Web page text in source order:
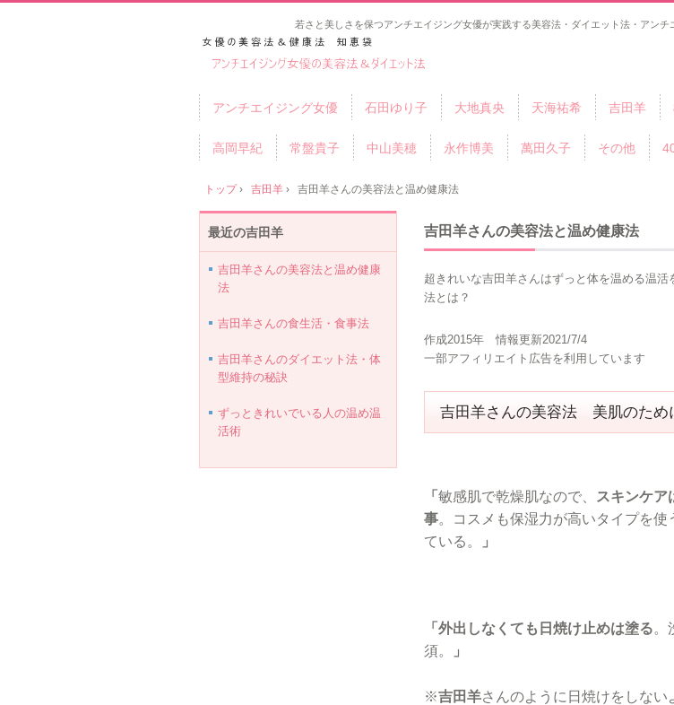
若さと美しさを保つアンチエイジング女優が実践する美容法・ダイエット法・ア
アンチエイジング女優 石田ゆり子 大地真央 天海祐希 吉田羊
高岡早紀 常盤貴子 中山美穂 永作博美 萬田久子 その他
トップ› 吉田羊 › 吉田羊さんの美容法と温め健康法
吉田羊さんの美容法と温め健康法
超きれいな吉田羊さんはずっと体を温める温
法とは？
作成2015年 情報更新2021/7/4
一部アフィリエイト広告を利用しています
吉田羊さんの美容法 美肌のため
「 敏感肌で乾燥肌なので、
スキンケア
事。コスメも保湿力が高いタイプを
ている。
」
「外出しなくても日焼け止めは塗る。
須。
」
※吉田羊さんのように日焼けをしない
最近の吉田羊
吉田羊さんの美容法と温め健康
法
吉田羊さんの食生活・食事法
吉田羊さんのダイエット法・体
型維持の秘訣
ずっときれいでいる人の温め温
活術